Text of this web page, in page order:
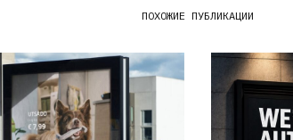
ПОХОЖИЕ ПУБЛИКАЦИИ